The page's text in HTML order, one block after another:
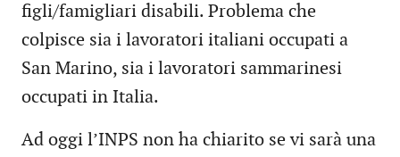
figli/famigliari disabili. Problema che
colpisce sia i lavoratori italiani occupati a
San Marino, sia i lavoratori sammarinesi
occupati in Italia.
Ad oggi l’INPS non ha chiarito se vi sarà una